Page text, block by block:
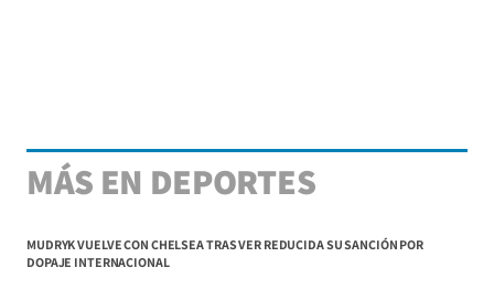
MÁS EN DEPORTES
MUDRYK VUELVE CON CHELSEA TRAS VER REDUCIDA SU SANCIÓN POR
DOPAJE INTERNACIONAL